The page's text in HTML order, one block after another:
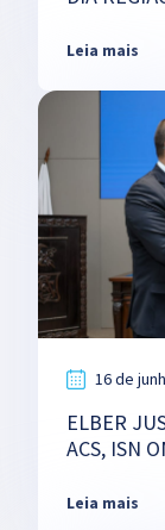
Leia mais
16 de
ELBER
ACS, ISN
Leia mais